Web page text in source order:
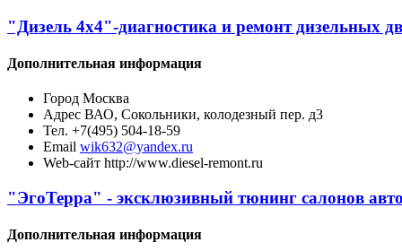
"Дизель 4х4"-диагностика и ремонт дизельных
Дополнительная информация
Город Москва
Адрес ВАО, Сокольники, колодезный пер. д3
Тел. +7(495) 504-18-59
Email wik632@yandex.ru
Web-сайт http://www.diesel-remont.ru
"ЭгоТерра" - эксклюзивный тюнинг салонов
Дополнительная информация